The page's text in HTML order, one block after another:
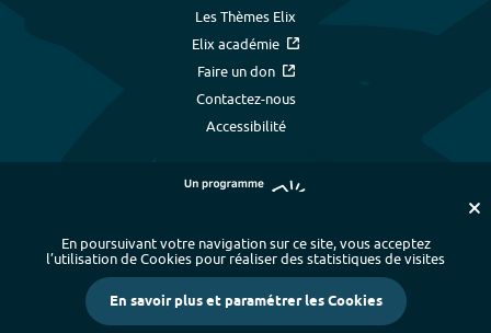
Les Thèmes Elix
Elix académie
Faire un don
Contactez-nous
Accessibilité
Plan du site - Index alphabétique
-
Mentions légales et données personnelles
- Paramétrer les cookies
Crédits
En poursuivant votre navigation sur ce site, vous acceptez
l’utilisation de Cookies pour réaliser des statistiques de visites
En savoir plus et paramétrer les Cookies